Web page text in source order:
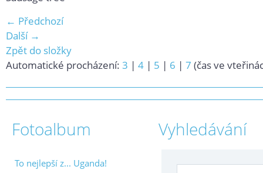
← Předchozí
Další →
Zpět do složky
Automatické procházení: 3 | 4 | 5 | 6 | 7 (čas ve
Fotoalbum
To nejlepší z... Uganda!
Vyhledávání